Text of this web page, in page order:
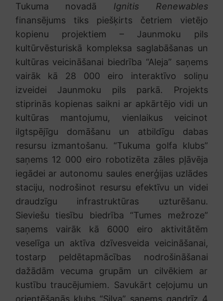
Tukuma novadā Ignitis Renewables
finansējums tiks piešķirts četriem vietējo
kopienu projektiem – Jaunmoku pils
kultūrvēsturiskā kompleksa saglabāšanas un
kultūras veicināšanai biedrība “Aleja” saņems
vairāk kā 28 000 eiro interaktīvo soliņu
izveidei Jaunmoku pils parkā. Projekts
stiprinās kopienas saikni ar apkārtējo vidi un
kultūras mantojumu, vienlaikus veicinot
ilgtspējīgu domāšanu un atbildīgu dabas
resursu izmantošanu. “Tukuma golfa klubs”
saņems 12 000 eiro robotizēta zāles pļāvēja
iegādei ar autonomu saules enerģijas uzlādes
staciju, nodrošinot resursu efektīvu un videi
draudzīgu infrastruktūras uzturēšanu.
Sieviešu tiesību biedrība “Tumes mežroze”
saņems vairāk kā 6000 eiro aktivitātēm
veselīga un aktīva dzīvesveida veicināšanai,
tostarp peldētapmācības nodrošināšanai
dažādām vecuma grupām un cilvēkiem ar
kustību traucējumiem. Savukārt ceļojumu un
orientēšanās klubs “Silva” saņems gandrīz 4